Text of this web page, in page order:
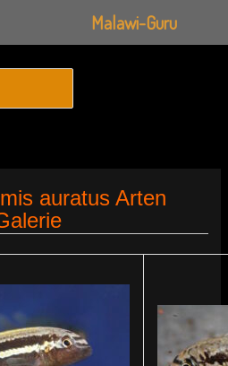
auratus Arten
Malawi-Guru